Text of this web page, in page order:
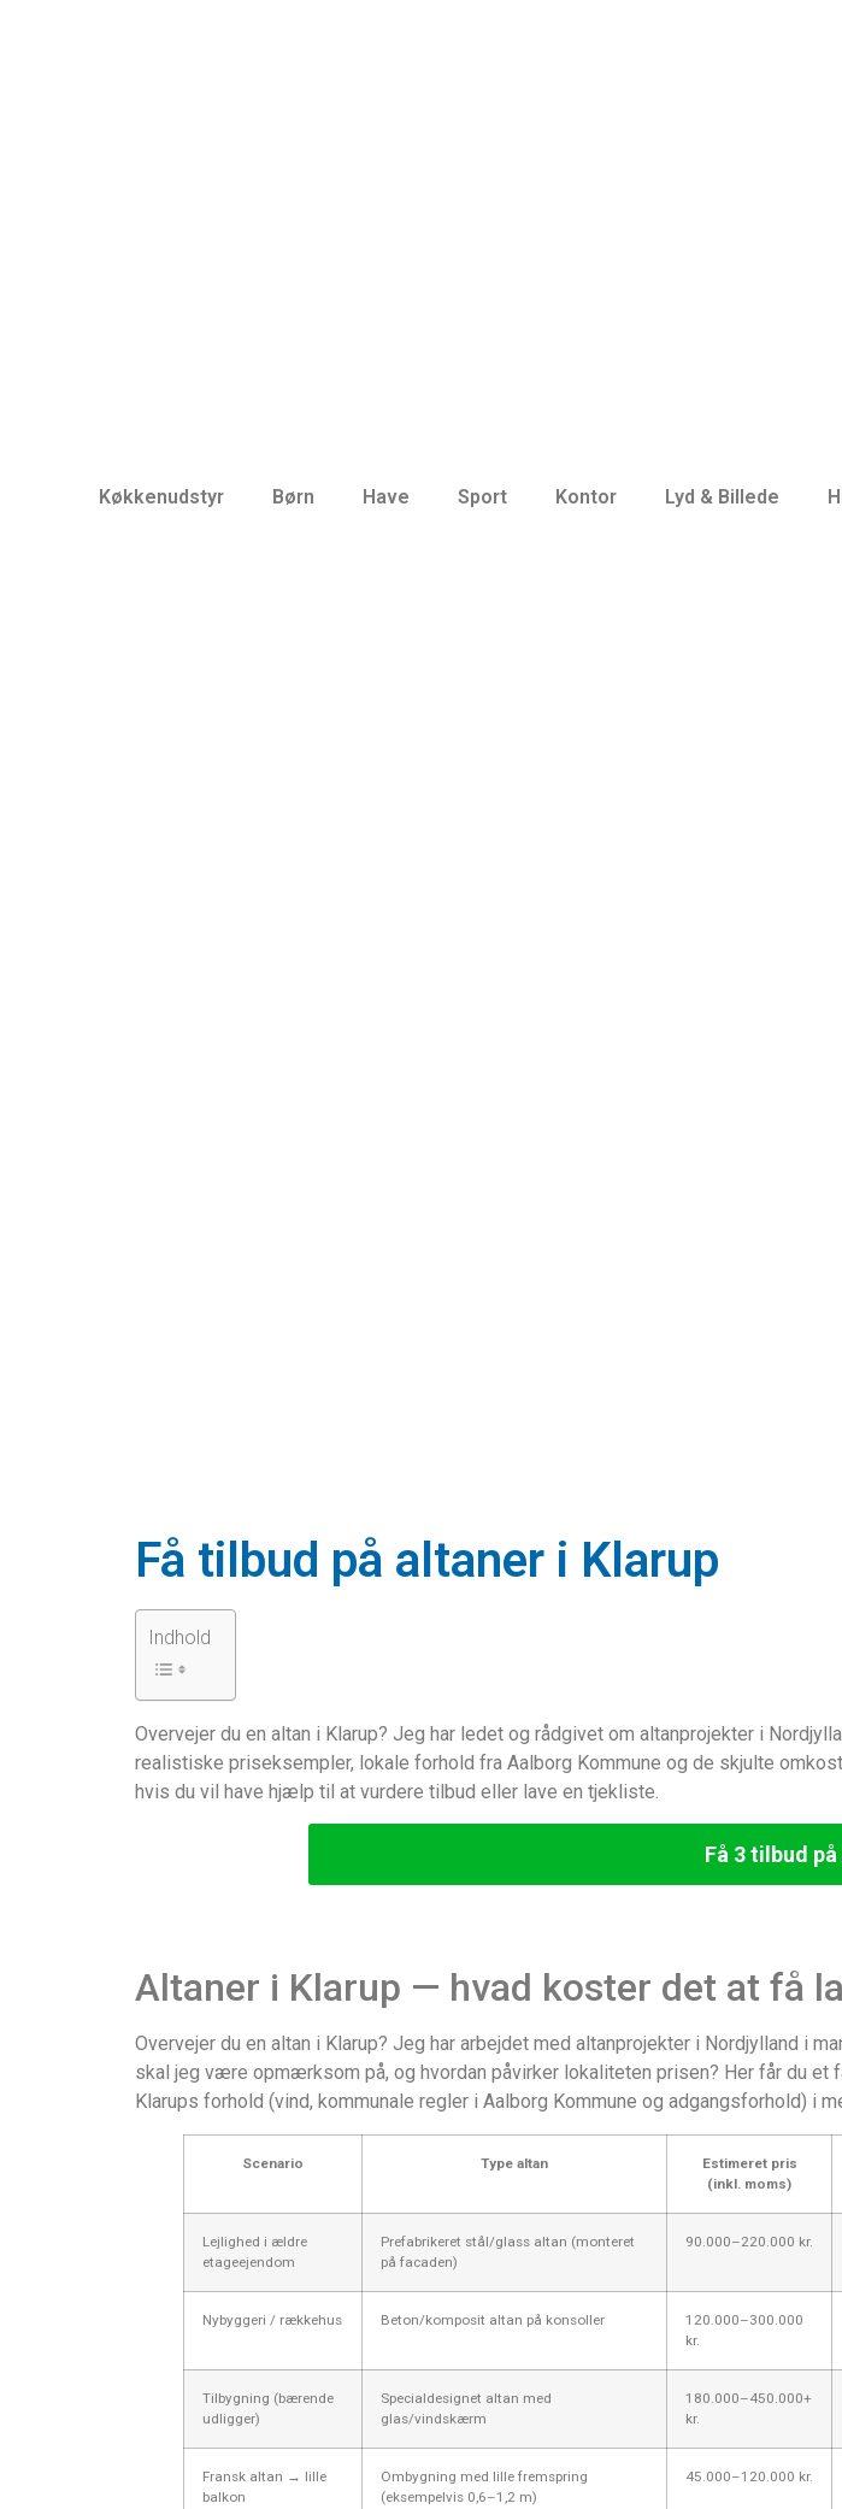
Køkkenudstyr Børn Have Sport Kontor Lyd & Billede
Få tilbud på altaner i Klarup
Indhold
Overvejer du en altan i Klarup? Jeg har ledet og rådgivet om altanprojekter i
realistiske priseksempler, lokale forhold fra Aalborg Kommune og de skjulte
hvis du vil have hjælp til at vurdere tilbud eller lave en tjekliste.
Få 3 tilbud
Altaner i Klarup — hvad koster det at få
Overvejer du en altan i Klarup? Jeg har arbejdet med altanprojekter i Nordjylland i
skal jeg være opmærksom på, og hvordan påvirker lokaliteten prisen? Her får du
Klarups forhold (vind, kommunale regler i Aalborg Kommune og adgangsforhold) i
Scenario Type altan
Estimeret pris
(inkl. moms)
Lejlighed i ældre
etageejendom
Prefabrikeret stål/glass altan (monteret
på facaden)
90.000–220.000 kr.
Nybyggeri / rækkehus Beton/komposit altan på konsoller
120.000–300.000
kr.
Tilbygning (bærende
udligger)
Specialdesignet altan med
glas/vindskærm
180.000–450.000+
kr.
Fransk altan → lille
balkon
Ombygning med lille fremspring
(eksempelvis 0,6–1,2 m)
45.000–120.000 kr.